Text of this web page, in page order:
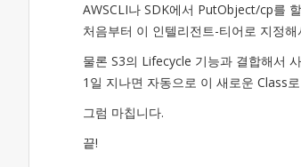
AWSCLI나 SDK에서 PutObject/cp를
처음부터 이 인텔리전트-티어로 지정
물론 S3의 Lifecycle 기능과 결합해서
1일 지나면 자동으로 이 새로운 Class
그럼 마칩니다.
끝!